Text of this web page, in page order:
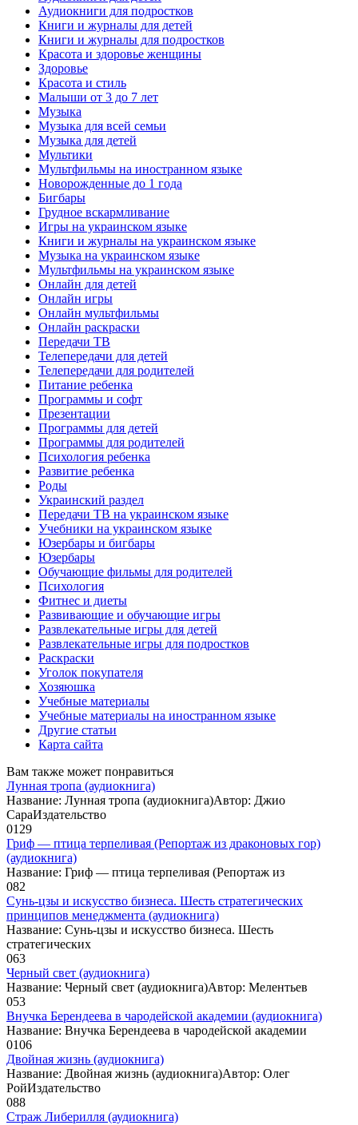
Аудиокниги для подростков
Книги и журналы для детей
Книги и журналы для подростков
Красота и здоровье женщины
Здоровье
Красота и стиль
Малыши от 3 до 7 лет
Музыка
Музыка для всей семьи
Музыка для детей
Мультики
Мультфильмы на иностранном языке
Новорожденные до 1 года
Бигбары
Грудное вскармливание
Игры на украинском языке
Книги и журналы на украинском языке
Музыка на украинском языке
Мультфильмы на украинском языке
Онлайн для детей
Онлайн игры
Онлайн мультфильмы
Онлайн раскраски
Передачи ТВ
Телепередачи для детей
Телепередачи для родителей
Питание ребенка
Программы и софт
Презентации
Программы для детей
Программы для родителей
Психология ребенка
Развитие ребенка
Роды
Украинский раздел
Передачи ТВ на украинском языке
Учебники на украинском языке
Юзербары и бигбары
Юзербары
Обучающие фильмы для родителей
Психология
Фитнес и диеты
Развивающие и обучающие игры
Развлекательные игры для детей
Развлекательные игры для подростков
Раскраски
Уголок покупателя
Хозяюшка
Учебные материалы
Учебные материалы на иностранном языке
Другие статьи
Карта сайта
Вам также может понравиться
Лунная тропа (аудиокнига)
Название: Лунная тропа (аудиокнига)Автор: Джио
СараИздательство
0129
Гриф — птица терпеливая (Репортаж из драконовых гор)
(аудиокнига)
Название: Гриф — птица терпеливая (Репортаж из
082
Сунь-цзы и искусство бизнеса. Шесть стратегических
принципов менеджмента (аудиокнига)
Название: Сунь-цзы и искусство бизнеса. Шесть
стратегических
063
Черный свет (аудиокнига)
Название: Черный свет (аудиокнига)Автор: Мелентьев
053
Внучка Берендеева в чародейской академии (аудиокнига)
Название: Внучка Берендеева в чародейской академии
0106
Двойная жизнь (аудиокнига)
Название: Двойная жизнь (аудиокнига)Автор: Олег
РойИздательство
088
Страж Либерилля (аудиокнига)